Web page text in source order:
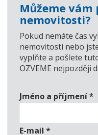
Můžeme vám
nemovitosti?
Pokud nemáte čas
nemovitostí nebo
vyplňte a pošlete
OZVEME nejpozději
Jméno a příjmení*
E-mail *